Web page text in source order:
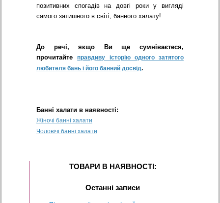
позитивних спогадів на довгі роки у вигляді
самого затишного в світі, банного халату!
До речі, якщо Ви ще сумніваєтеся,
прочитайтеправдиву історію одного затятого
любителя бань і його банний досвід.
Банні халати в наявності:
Жіночі банні халати
Чоловічі банні халати
ТОВАРИ В НАЯВНОСТI:
Останнi записи